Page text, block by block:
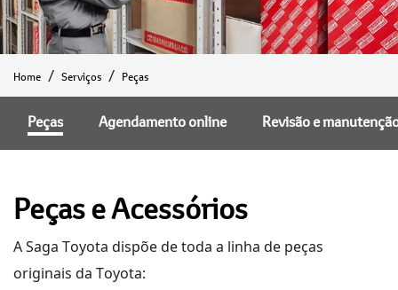
Home Serviços Peças
Agendamento online Revisão e
Peças
Peças e Acessórios
ASaga Toyota dispõe de toda a linha de peças
originais da Toyota: